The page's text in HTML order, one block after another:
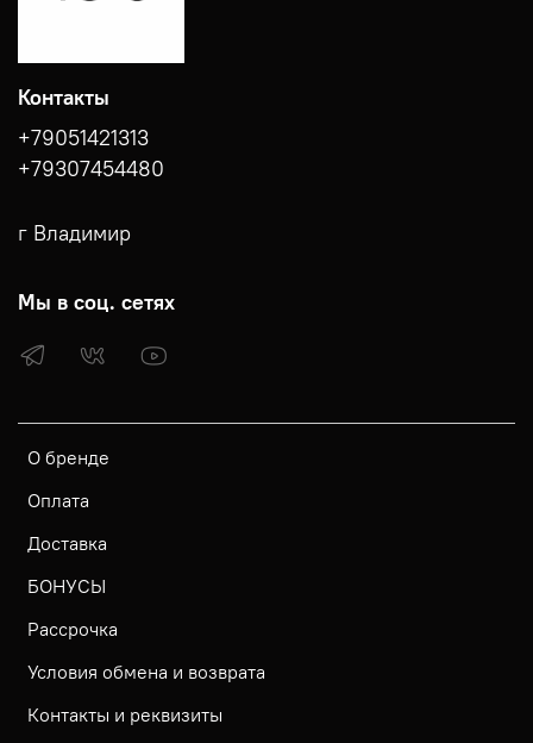
О бренде
Оплата
Доставка
БОНУСЫ
Рассрочка
Условия обмена и возврата
Контакты и реквизиты
Контакты
+79051421313
+79307454480
г Владимир
Мы в соц. сетях